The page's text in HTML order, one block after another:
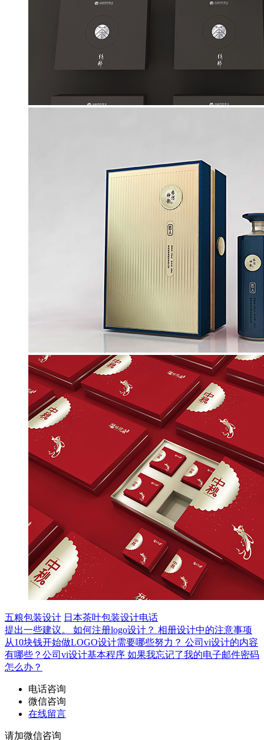
五粮包装设计 日本茶叶包装设计电话
提出一些建议。 如何注册logo设计？ 相册设计中的注意事项
从10块钱开始做LOGO设计需要哪些努力？ 公司vi设计的内容
有哪些？公司vi设计基本程序 如果我忘记了我的电子邮件密码
怎么办？
电话咨询
微信咨询
在线留言
请加微信咨询